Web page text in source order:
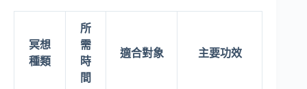
冥想
種類
所
需
時
間
適合對象 主要功效